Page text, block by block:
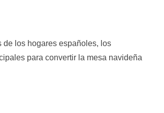
de los hogares españoles, los
para convertir la mesa navideña